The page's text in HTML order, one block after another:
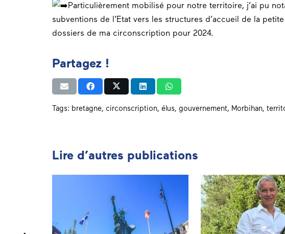
Particulièrement mobilisé pour notre territoire, j’ai pu
subventions de l’Etat vers les structures d’accueil de la petite
dossiers de ma circonscription pour 2024.
Partagez !
Tags: bretagne, circonscription, élus, gouvernement, Morbihan,
Lire d’autres publications